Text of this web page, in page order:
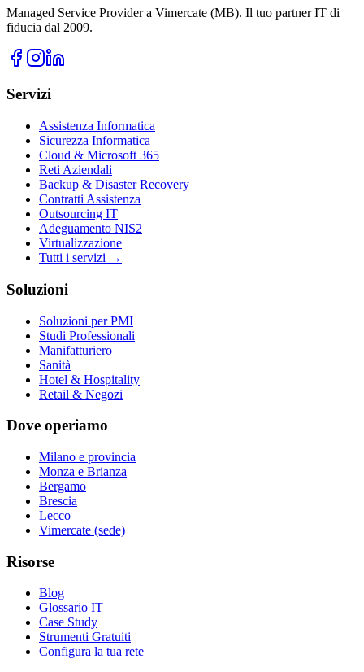
Managed Service Provider a Vimercate (MB). Il tuo partner IT di
fiducia dal 2009.
Servizi
Assistenza Informatica
Sicurezza Informatica
Cloud & Microsoft 365
Reti Aziendali
Backup & Disaster Recovery
Contratti Assistenza
Outsourcing IT
Adeguamento NIS2
Virtualizzazione
Tutti i servizi →
Soluzioni
Soluzioni per PMI
Studi Professionali
Manifatturiero
Sanità
Hotel & Hospitality
Retail & Negozi
Dove operiamo
Milano e provincia
Monza e Brianza
Bergamo
Brescia
Lecco
Vimercate (sede)
Risorse
Blog
Glossario IT
Case Study
Strumenti Gratuiti
Configura la tua rete